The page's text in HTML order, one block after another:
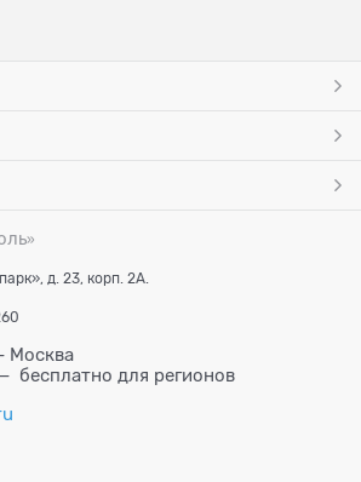
»
д. 23, корп. 2А.
Москва
бесплатно для регионов